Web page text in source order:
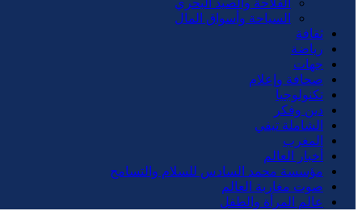
السياحة وأسواق المال
ثقافة
رياضة
جهات
صحافة وإعلام
تكنولوجيا
دين وفكر
الشاملة تيفي
المغرب
أخبار العالم
مؤسسة محمد السادس للسلام والتسامح
صوت مغاربة العالم
عالم المرأة والطفل